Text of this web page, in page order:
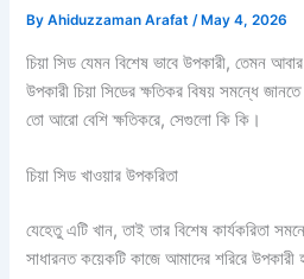
ByAhiduzzaman Arafat/ May 4, 2026
চিয়া সিড যেমন বিশেষ ভাবে উপকারী, তেমন
উপকারী চিয়া সিডের ক্ষতিকর বিষয় সমন্ধে
তো আরো বেশি ক্ষতিকরে, সেগুলো কি কি।
চিয়া সিড খাওয়ার উপকরিতা
যেহেতু এটি খান, তাই তার বিশেষ কার্যকরিতা
সাধারনত কয়েকটি কাজে আমাদের শরিরে